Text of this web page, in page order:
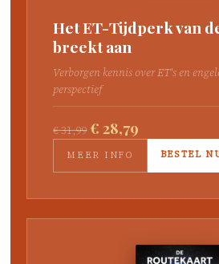
Het ET-Tijdperk van
breekt aan
Verborgen kennis over ET's en
perspectief
€ 31,99 € 28,79
MEER INFO BESTEL